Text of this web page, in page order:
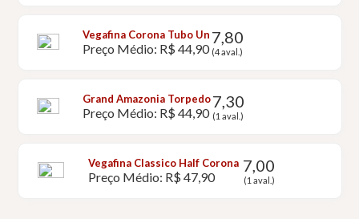
Vegafina Corona Tubo Un
Preço Médio: R$ 44,90
7,80
(4 aval.)
Grand Amazonia Torpedo
Preço Médio: R$ 44,90
7,30
(1 aval.)
Vegafina Classico Half Corona
Preço Médio: R$ 47,90
7,00
(1 aval.)